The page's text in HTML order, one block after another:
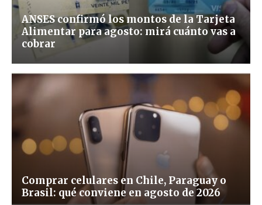
ANSES confirmó los montos de la Tarjeta
Alimentar para agosto: mirá cuánto vas a
cobrar
Comprar celulares en Chile, Paraguay o
Brasil: qué conviene en agosto de 2026